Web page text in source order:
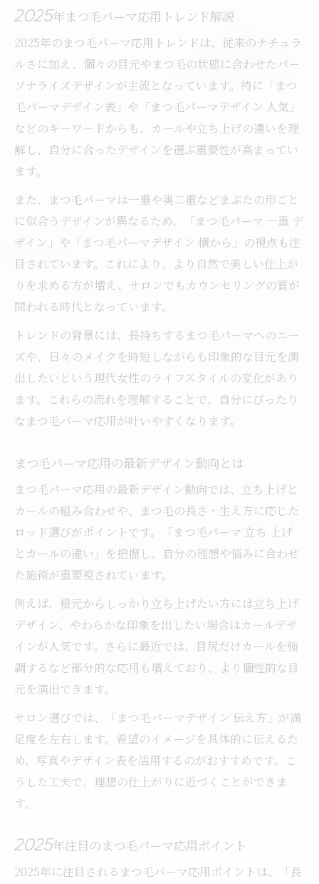
2025年まつ毛パーマ応用トレンド解説
2025年のまつ毛パーマ応用トレンドは、従来のナチュラ
ルさに加え、個々の目元やまつ毛の状態に合わせたパー
ソナライズデザインが主流となっています。特に「まつ
毛パーマデザイン表」や「まつ毛パーマデザイン 人気」
などのキーワードからも、カールや立ち上げの違いを理
解し、自分に合ったデザインを選ぶ重要性が高まってい
ます。
また、まつ毛パーマは一重や奥二重などまぶたの形ごと
に似合うデザインが異なるため、「まつ毛パーマ 一重 デ
ザイン」や「まつ毛パーマデザイン 横から」の視点も注
目されています。これにより、より自然で美しい仕上が
りを求める方が増え、サロンでもカウンセリングの質が
問われる時代となっています。
トレンドの背景には、長持ちするまつ毛パーマへのニー
ズや、日々のメイクを時短しながらも印象的な目元を演
出したいという現代女性のライフスタイルの変化があり
ます。これらの流れを理解することで、自分にぴったり
なまつ毛パーマ応用が叶いやすくなります。
まつ毛パーマ応用の最新デザイン動向とは
まつ毛パーマ応用の最新デザイン動向では、立ち上げと
カールの組み合わせや、まつ毛の長さ・生え方に応じた
ロッド選びがポイントです。「まつ毛パーマ 立ち 上げ
とカールの違い」を把握し、自分の理想や悩みに合わせ
た施術が重要視されています。
例えば、根元からしっかり立ち上げたい方には立ち上げ
デザイン、やわらかな印象を出したい場合はカールデザ
インが人気です。さらに最近では、目尻だけカールを強
調するなど部分的な応用も増えており、より個性的な目
元を演出できます。
サロン選びでは、「まつ毛パーマデザイン 伝え方」が満
足度を左右します。希望のイメージを具体的に伝えるた
め、写真やデザイン表を活用するのがおすすめです。こ
うした工夫で、理想の仕上がりに近づくことができま
す。
2025年注目のまつ毛パーマ応用ポイント
2025年に注目されるまつ毛パーマ応用ポイントは、「長